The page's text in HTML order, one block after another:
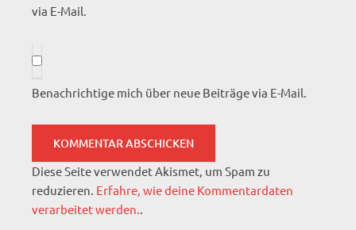
via E-Mail.
Benachrichtige mich über neue Beiträge via E-Mail.
Diese Seite verwendet Akismet, um Spam zu
reduzieren. Erfahre, wie deine Kommentardaten
verarbeitet werden..